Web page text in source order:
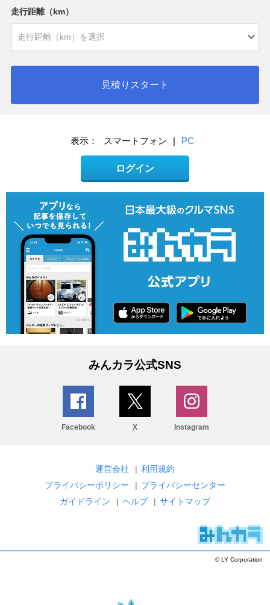
走行距離（km）
見積りスタート
表示： スマートフォン | PC
ログイン
みんカラ公式SNS
Facebook X Instagram
運営会社 | 利用規約
プライバシーポリシー
| プライバシーセンター
ガイドライン
| ヘルプ | サイトマップ
© LY Corporation